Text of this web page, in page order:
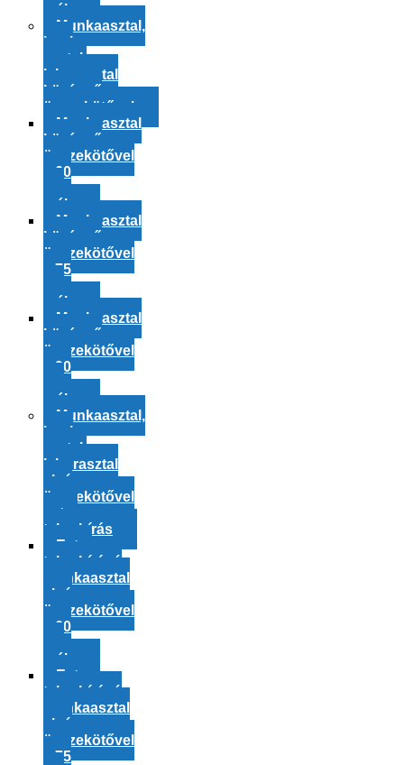
mély
Munkaasztal,
ipari
asztal,
laborasztal
középső
összekötővel
Munkaasztal
középső
összekötővel
– 60
mély
Munkaasztal
középső
összekötővel
– 75
mély
Munkaasztal
középső
összekötővel
– 90
mély
Munkaasztal,
ipari
asztal,
laborasztal
alsó
összekötővel
extra
teherbírás
Extra
teherbírású
munkaasztal
alsó
összekötővel
– 60
mély
Extra
teherbírású
munkaasztal
alsó
összekötővel
– 75